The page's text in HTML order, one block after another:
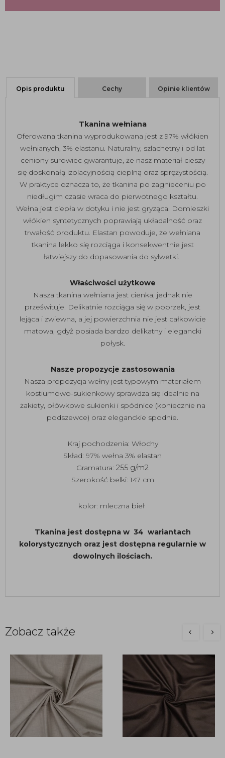
Opis produktu Cechy Opinie klientów
Tkanina wełniana
Oferowana tkanina wyprodukowana jest z 97% włókien
wełnianych, 3% elastanu. Naturalny, szlachetny i od lat
ceniony surowiec gwarantuje, że nasz materiał cieszy
się doskonałą izolacyjnością cieplną oraz sprężystością.
W praktyce oznacza to, że tkanina po zagnieceniu po
niedługim czasie wraca do pierwotnego kształtu.
Wełna jest ciepła w dotyku i nie jest gryząca. Domieszki
włókien syntetycznych poprawiają układalność oraz
trwałość produktu. Elastan powoduje, że wełniana
tkanina lekko się rozciąga i konsekwentnie jest
łatwiejszy do dopasowania do sylwetki.
Właściwości użytkowe
Nasza tkanina wełniana jest cienka, jednak nie
prześwituje. Delikatnie rozciąga się w poprzek, jest
lejąca i zwiewna, a jej powierzchnia nie jest całkowicie
matowa, gdyż posiada bardzo delikatny i elegancki
połysk.
Nasze propozycje zastosowania
Nasza propozycja wełny jest typowym materiałem
kostiumowo-sukienkowy sprawdza się idealnie na
żakiety, ołówkowe sukienki i spódnice (koniecznie na
podszewce) oraz eleganckie spodnie.
Kraj pochodzenia: Włochy
Skład: 97% wełna 3% elastan
Gramatura: 255 g/m2
Szerokość belki: 147 cm
kolor: mleczna bieł
Tkanina jest dostępna w 34 wariantach
kolorystycznych oraz jest dostępna regularnie w
dowolnych ilościach.
Zobacz także